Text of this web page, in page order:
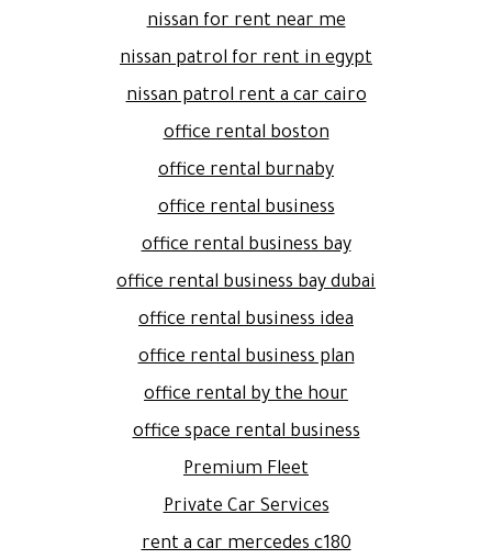
nissan for rent near me
nissan patrol for rent in egypt
nissan patrol rent a car cairo
office rental boston
office rental burnaby
office rental business
office rental business bay
office rental business bay dubai
office rental business idea
office rental business plan
office rental by the hour
office space rental business
Premium Fleet
Private Car Services
rent a car mercedes c180